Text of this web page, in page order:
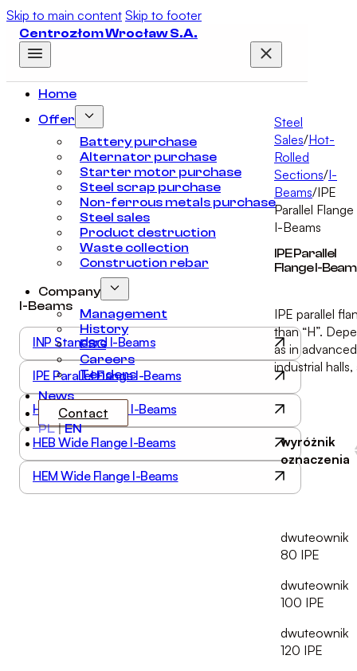
Skip to main content Skip to footer
Centrozłom Wrocław S.A.
Home
Offer
Battery purchase
Alternator purchase
Starter motor purchase
Steel scrap purchase
Non-ferrous metals purchase
Steel sales
Product destruction
Waste collection
Construction rebar
Company
Management
History
ESG
Careers
Tenders
News
Contact
PL | EN
Steel
Sales/Hot-
Rolled
Sections/I-
Beams/IPE
Parallel Flange
I-Beams
IPE Parallel
Flange I-
I-Beams
INP Standard I-Beams
IPE Parallel Flange I-Beams
HEA Wide Flange I-Beams
HEB Wide Flange I-Beams
HEM Wide Flange I-Beams
IPE parallel
than “H”.
as in
industrial
wyróżnik
oznaczenia
wyróżnik
dwuteownik
80 IPE
dwuteownik
100 IPE
dwuteownik
120 IPE